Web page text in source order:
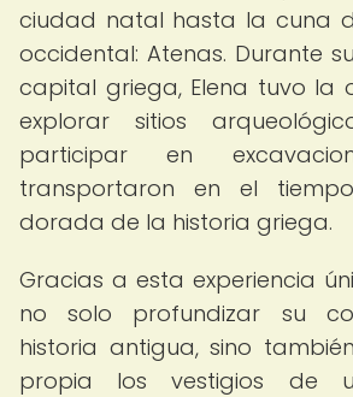
ciudad natal hasta la cuna
occidental: Atenas. Durante
capital griega, Elena tuvo la
explorar sitios
participar en
transportaron en el
dorada de la historia griega.
Gracias a esta experiencia
no solo profundizar su
historia antigua, sino
propia los vestigios de